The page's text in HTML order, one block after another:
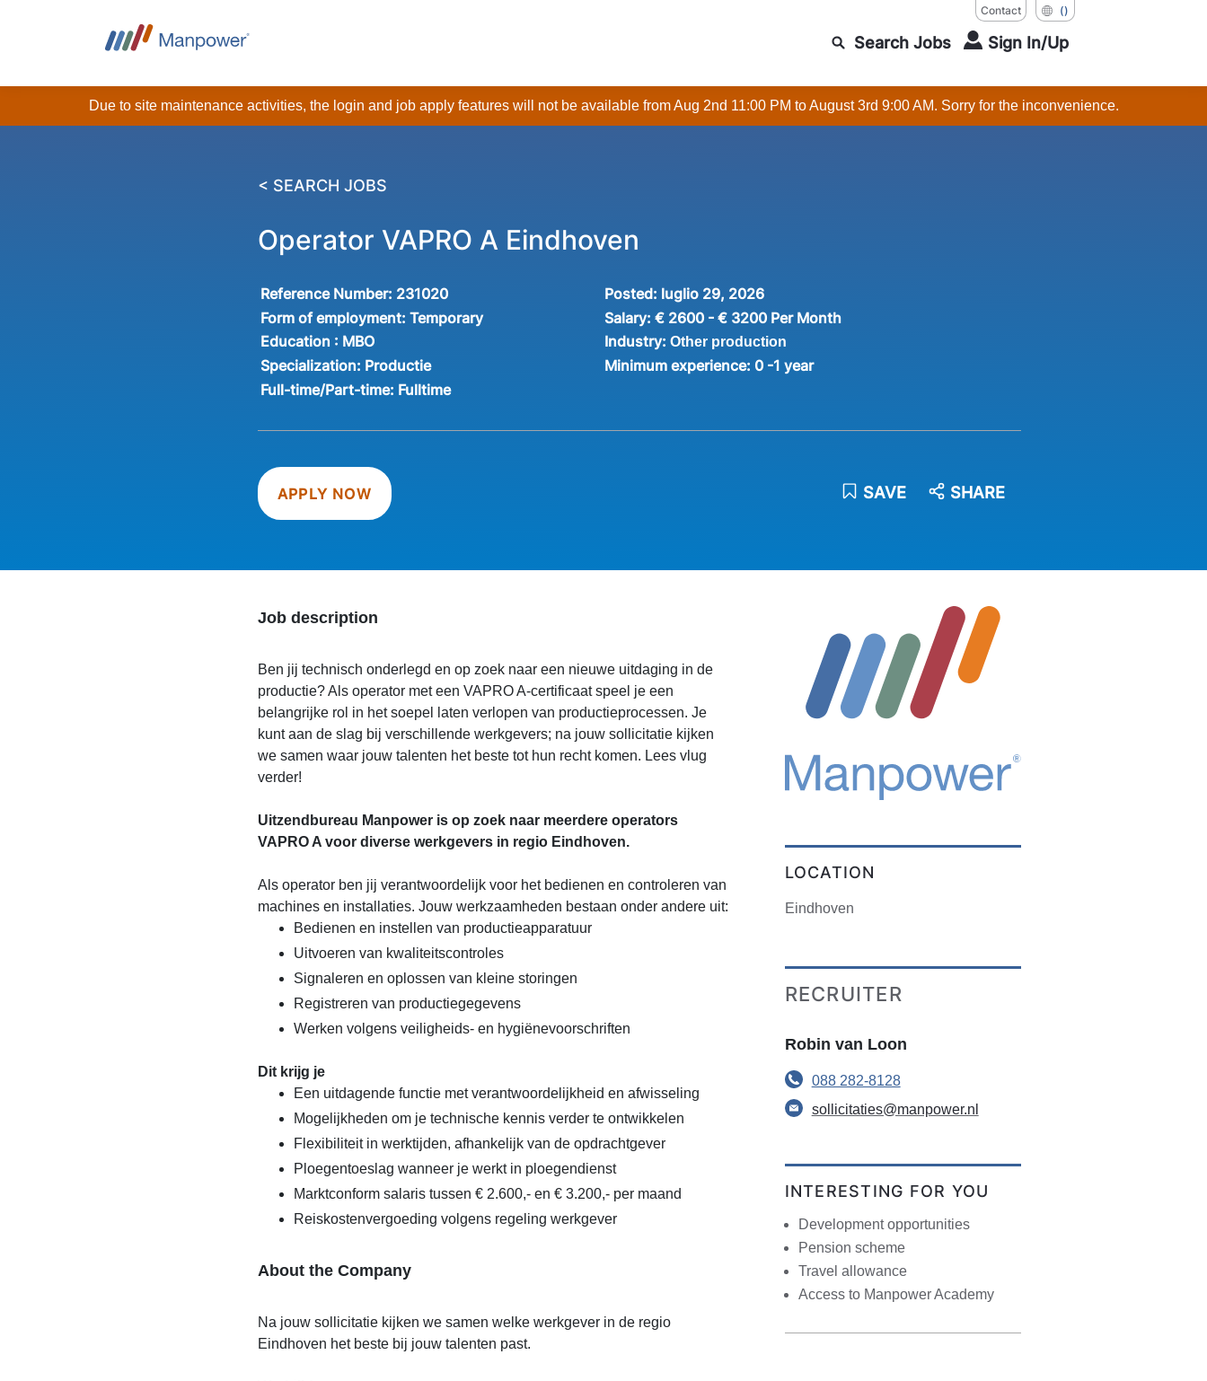
Contact ()
Search Jobs Sign In/Up
Due to site maintenance activities, the login and job apply features will not be available from Aug 2nd 11:00 PM to August 3rd 9:00 AM. Sorry for the inconvenience.
< SEARCH JOBS
Operator VAPRO A Eindhoven
Reference Number: 231020 Posted: luglio 29, 2026
Form of employment:Temporary Salary: € 2600 - € 3200 Per Month
Education : MBO Industry: Other production
Specialization: Productie Minimum experience: 0 -1 year
Full-time/Part-time: Fulltime
APPLY NOW SAVE SHARE
Job description
Ben jij technisch onderlegd en op zoek naar een nieuwe uitdaging in de
productie? Als operator met een VAPRO A-certificaat speel je een
belangrijke rol in het soepel laten verlopen van productieprocessen. Je
kunt aan de slag bij verschillende werkgevers; na jouw sollicitatie kijken
we samen waar jouw talenten het beste tot hun recht komen. Lees vlug
verder!
Uitzendbureau Manpower is op zoek naar meerdere operators
VAPRO A voor diverse werkgevers in regio Eindhoven.
Als operator ben jij verantwoordelijk voor het bedienen en controleren van
machines en installaties. Jouw werkzaamheden bestaan onder andere uit:
Bedienen en instellen van productieapparatuur
Uitvoeren van kwaliteitscontroles
Signaleren en oplossen van kleine storingen
Registreren van productiegegevens
Werken volgens veiligheids- en hygiënevoorschriften
Dit krijg je
Een uitdagende functie met verantwoordelijkheid en afwisseling
Mogelijkheden om je technische kennis verder te ontwikkelen
Flexibiliteit in werktijden, afhankelijk van de opdrachtgever
Ploegentoeslag wanneer je werkt in ploegendienst
Marktconform salaris tussen € 2.600,- en € 3.200,- per maand
Reiskostenvergoeding volgens regeling werkgever
About the Company
Na jouw sollicitatie kijken we samen welke werkgever in de regio
Eindhoven het beste bij jouw talenten past.
LOCATION
Eindhoven
RECRUITER
Robin van Loon
088 282-8128
sollicitaties@manpower.nl
INTERESTING FOR YOU
Development opportunities
Pension scheme
Travel allowance
Access to Manpower Academy